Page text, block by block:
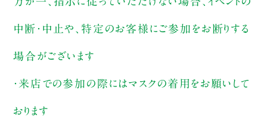
中断・中止や、特定のお客様にご参加をお断りする
場合がございます
・来店での参加の際にはマスクの着用をお願いして
おります